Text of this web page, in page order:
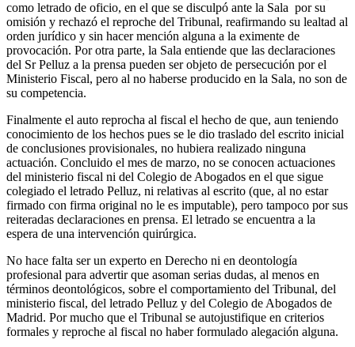
como letrado de oficio, en el que se disculpó ante la Sala por su
omisión y rechazó el reproche del Tribunal, reafirmando su lealtad al
orden jurídico y sin hacer mención alguna a la eximente de
provocación. Por otra parte, la Sala entiende que las declaraciones
del Sr Pelluz a la prensa pueden ser objeto de persecución por el
Ministerio Fiscal, pero al no haberse producido en la Sala, no son de
su competencia.
Finalmente el auto reprocha al fiscal el hecho de que, aun teniendo
conocimiento de los hechos pues se le dio traslado del escrito inicial
de conclusiones provisionales, no hubiera realizado ninguna
actuación. Concluido el mes de marzo, no se conocen actuaciones
del ministerio fiscal ni del Colegio de Abogados en el que sigue
colegiado el letrado Pelluz, ni relativas al escrito (que, al no estar
firmado con firma original no le es imputable), pero tampoco por sus
reiteradas declaraciones en prensa. El letrado se encuentra a la
espera de una intervención quirúrgica.
No hace falta ser un experto en Derecho ni en deontología
profesional para advertir que asoman serias dudas, al menos en
términos deontológicos, sobre el comportamiento del Tribunal, del
ministerio fiscal, del letrado Pelluz y del Colegio de Abogados de
Madrid. Por mucho que el Tribunal se autojustifique en criterios
formales y reproche al fiscal no haber formulado alegación alguna.